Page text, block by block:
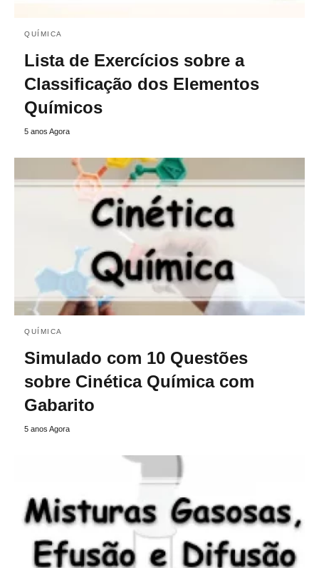
QUÍMICA
Lista de Exercícios sobre a
Classificação dos Elementos
Químicos
5 anos Agora
QUÍMICA
Simulado com 10 Questões
sobre Cinética Química com
Gabarito
5 anos Agora